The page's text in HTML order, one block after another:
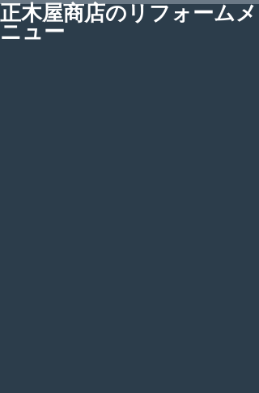
正木屋商店のリフォームメ
ニュー